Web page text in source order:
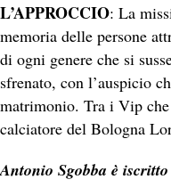
L’APPROCCIO: La
memoria delle persone
di ogni genere che si
sfrenato, con l’auspicio
matrimonio. Tra i Vip
calciatore del Bologna
Antonio Sgobba è